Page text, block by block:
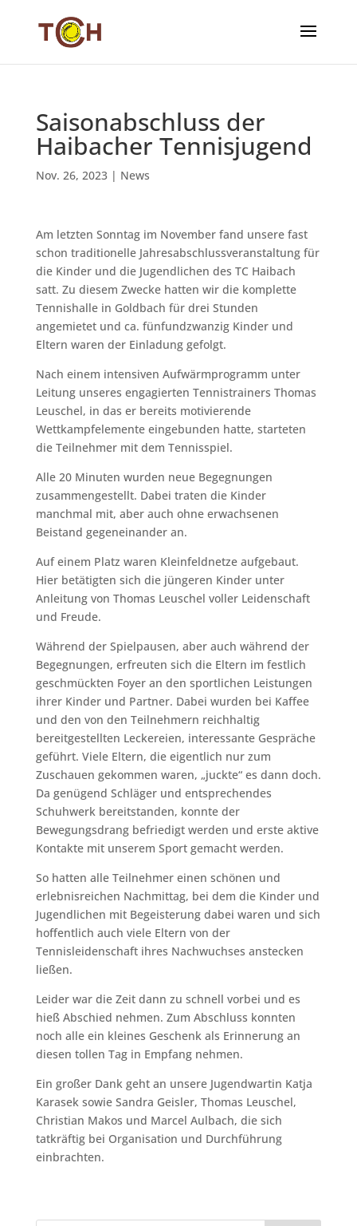
Saisonabschluss der
Haibacher Tennisjugend
Nov. 26, 2023| News
Am letzten Sonntag im November fand unsere fast
schon traditionelle Jahresabschlussveranstaltung für
die Kinder und die Jugendlichen des TC Haibach
satt. Zu diesem Zwecke hatten wir die komplette
Tennishalle in Goldbach für drei Stunden
angemietet und ca. fünfundzwanzig Kinder und
Eltern waren der Einladung gefolgt.
Nach einem intensiven Aufwärmprogramm unter
Leitung unseres engagierten Tennistrainers Thomas
Leuschel, in das er bereits motivierende
Wettkampfelemente eingebunden hatte, starteten
die Teilnehmer mit dem Tennisspiel.
Alle 20 Minuten wurden neue Begegnungen
zusammengestellt. Dabei traten die Kinder
manchmal mit, aber auch ohne erwachsenen
Beistand gegeneinander an.
Auf einem Platz waren Kleinfeldnetze aufgebaut.
Hier betätigten sich die jüngeren Kinder unter
Anleitung von Thomas Leuschel voller Leidenschaft
und Freude.
Während der Spielpausen, aber auch während der
Begegnungen, erfreuten sich die Eltern im festlich
geschmückten Foyer an den sportlichen Leistungen
ihrer Kinder und Partner. Dabei wurden bei Kaffee
und den von den Teilnehmern reichhaltig
bereitgestellten Leckereien, interessante Gespräche
geführt. Viele Eltern, die eigentlich nur zum
Zuschauen gekommen waren, „juckte“ es dann doch.
Da genügend Schläger und entsprechendes
Schuhwerk bereitstanden, konnte der
Bewegungsdrang befriedigt werden und erste aktive
Kontakte mit unserem Sport gemacht werden.
So hatten alle Teilnehmer einen schönen und
erlebnisreichen Nachmittag, bei dem die Kinder und
Jugendlichen mit Begeisterung dabei waren und sich
hoffentlich auch viele Eltern von der
Tennisleidenschaft ihres Nachwuchses anstecken
ließen.
Leider war die Zeit dann zu schnell vorbei und es
hieß Abschied nehmen. Zum Abschluss konnten
noch alle ein kleines Geschenk als Erinnerung an
diesen tollen Tag in Empfang nehmen.
Ein großer Dank geht an unsere Jugendwartin Katja
Karasek sowie Sandra Geisler, Thomas Leuschel,
Christian Makos und Marcel Aulbach, die sich
tatkräftig bei Organisation und Durchführung
einbrachten.